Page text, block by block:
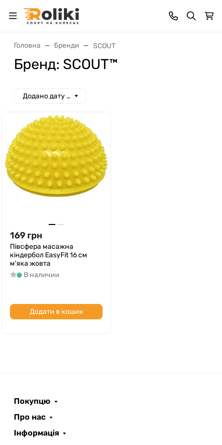
Головна Бренди SCOUT
Бренд: SCOUT™
Додано дату спад
169 грн
Півсфера масажна
кіндербол EasyFit 16 см
м'яка жовта
В наличии
Додати в кошик
Покупцю
Про нас
Інформація